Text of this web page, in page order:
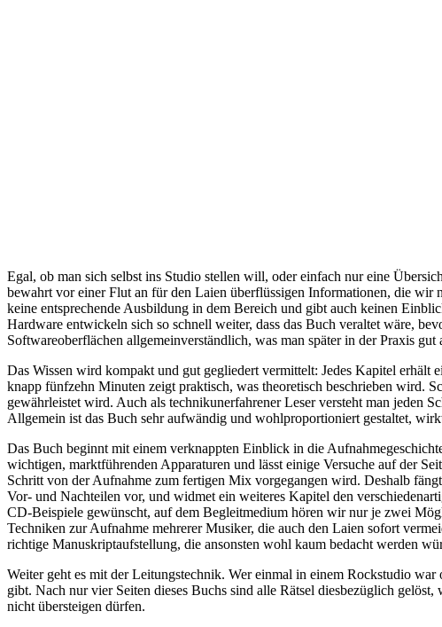
Egal, ob man sich selbst ins Studio stellen will, oder einfach nur eine
bewahrt vor einer Flut an für den Laien überflüssigen Informationen, die wir
keine entsprechende Ausbildung in dem Bereich und gibt auch keinen
Hardware entwickeln sich so schnell weiter, dass das Buch veraltet wäre,
Softwareoberflächen allgemeinverständlich, was man später in der Praxis
Das Wissen wird kompakt und gut gegliedert vermittelt: Jedes Kapitel erhält
knapp fünfzehn Minuten zeigt praktisch, was theoretisch beschrieben wird.
gewährleistet wird. Auch als technikunerfahrener Leser versteht man jeden
Allgemein ist das Buch sehr aufwändig und wohlproportioniert gestaltet,
Das Buch beginnt mit einem verknappten Einblick in die
wichtigen, marktführenden Apparaturen und lässt einige Versuche auf der
Schritt von der Aufnahme zum fertigen Mix vorgegangen wird. Deshalb
Vor- und Nachteilen vor, und widmet ein weiteres Kapitel den
CD-Beispiele gewünscht, auf dem Begleitmedium hören wir nur je zwei
Techniken zur Aufnahme mehrerer Musiker, die auch den Laien sofort
richtige Manuskriptaufstellung, die ansonsten wohl kaum bedacht werden
Weiter geht es mit der Leitungstechnik. Wer einmal in einem Rockstudio
gibt. Nach nur vier Seiten dieses Buchs sind alle Rätsel diesbezüglich
nicht übersteigen dürfen.